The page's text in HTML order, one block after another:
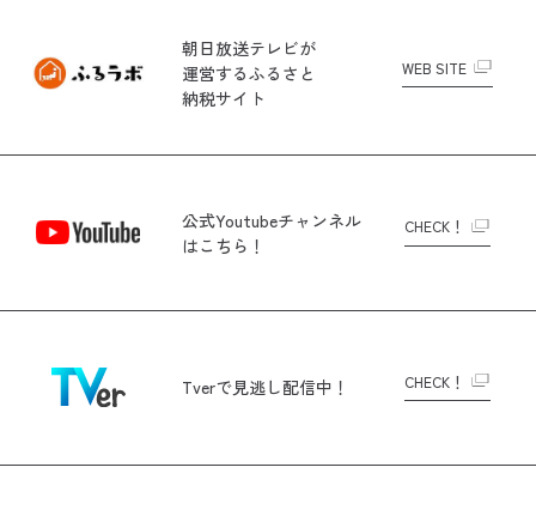
朝日放送テレビが
運営するふるさと
納税サイト
WEB SITE
公式Youtubeチャンネル
はこちら！
CHECK！
Tverで見逃し配信中！ CHECK！